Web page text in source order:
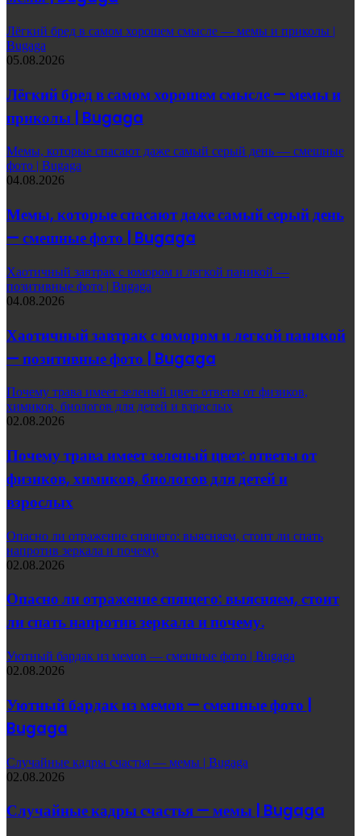
Лёгкий бред в самом хорошем смысле — мемы и приколы |
Bugaga
05.08.2026
Лёгкий бред в самом хорошем смысле — мемы и
приколы | Bugaga
Мемы, которые спасают даже самый серый день — смешные
фото | Bugaga
04.08.2026
Мемы, которые спасают даже самый серый день
— смешные фото | Bugaga
Хаотичный завтрак с юмором и легкой паникой —
позитивные фото | Bugaga
04.08.2026
Хаотичный завтрак с юмором и легкой паникой
— позитивные фото | Bugaga
Почему трава имеет зеленый цвет: ответы от физиков,
химиков, биологов для детей и взрослых
02.08.2026
Почему трава имеет зеленый цвет: ответы от
физиков, химиков, биологов для детей и
взрослых
Опасно ли отражение спящего: выясняем, стоит ли спать
напротив зеркала и почему.
02.08.2026
Опасно ли отражение спящего: выясняем, стоит
ли спать напротив зеркала и почему.
Уютный бардак из мемов — смешные фото | Bugaga
02.08.2026
Уютный бардак из мемов — смешные фото |
Bugaga
Случайные кадры счастья — мемы | Bugaga
02.08.2026
Случайные кадры счастья — мемы | Bugaga